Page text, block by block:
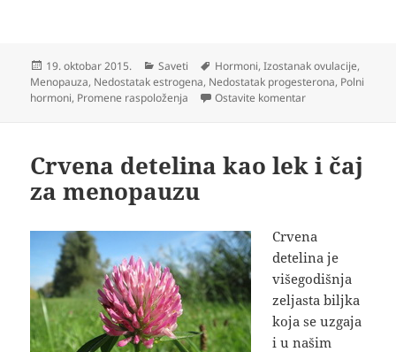
Objavljeno
19. oktobar 2015. Kategorije
Saveti Oznake
Hormoni,Izostanak ovulacije,
Menopauza, Nedostatak estrogena, Nedostatak progesterona, Polni
hormoni, Promene raspoloženja Ostavite komentarna Prirodni
Crvena detelina kao lek i čaj
za menopauzu
Crvena
detelina je
višegodišnja
zeljasta biljka
koja se uzgaja
i u našim